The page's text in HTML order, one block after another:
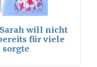
will nicht
für viele